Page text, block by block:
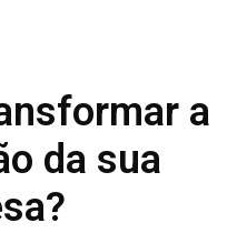
a
da sua